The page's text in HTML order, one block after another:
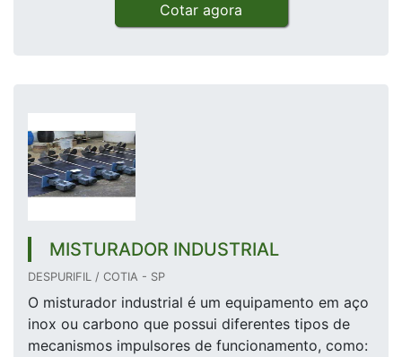
Cotar agora
MISTURADOR INDUSTRIAL
DESPURIFIL / COTIA - SP
O misturador industrial é um equipamento em aço
inox ou carbono que possui diferentes tipos de
mecanismos impulsores de funcionamento, como: